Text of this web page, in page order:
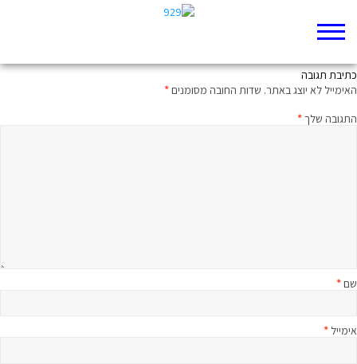
כתיבת תגובה
האימייל לא יוצג באתר. שדות החובה מסומנים*
התגובה שלך*
שם*
אימייל *